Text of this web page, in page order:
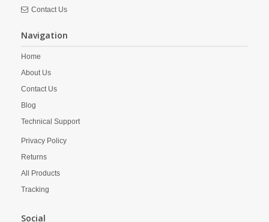
Contact Us
Navigation
Home
About Us
Contact Us
Blog
Technical Support
Privacy Policy
Returns
All Products
Tracking
Social